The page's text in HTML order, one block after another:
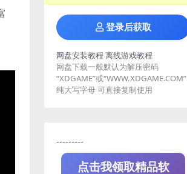
登录后获取
网盘安装教程 离线游戏教程
网盘下载一般默认为解压密码
“XDGAME”或“WWW.XDGAME.COM”
纯大写字母 可直接复制使用
---------
点击我领取精品软